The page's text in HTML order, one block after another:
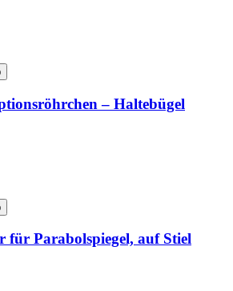
– Haltebügel
für Parabolspiegel, auf Stiel